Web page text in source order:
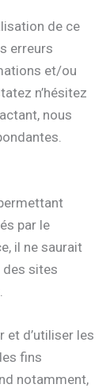
de ce
erreurs
et/ou
n’hésitez
nous
par le
il ne saurait
des sites
d’utiliser les
fins
notamment,